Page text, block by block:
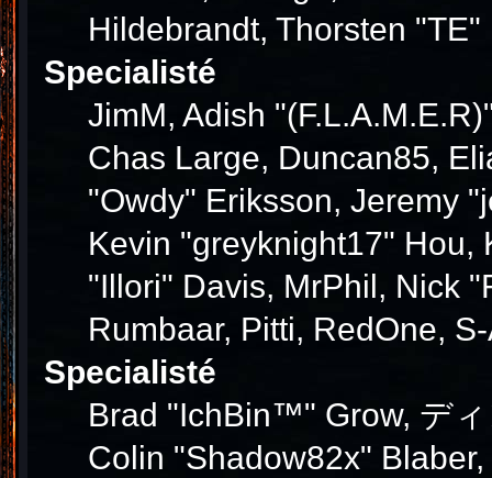
Hildebrandt, Thorsten
Specialisté
JimM, Adish
Chas Large, Duncan85,
"Owdy" Eriksson, Jeremy
Kevin "greyknight17" Hou,
"Illori" Davis, MrPhil, Nick
Rumbaar, Pitti, RedOne,
Specialisté
Brad "IchBin™" Grow, デ
Colin "Shadow82x"